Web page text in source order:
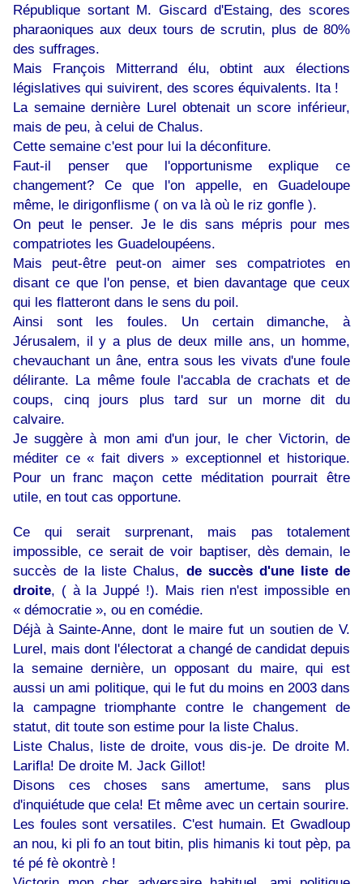
République sortant M. Giscard d'Estaing, des scores
pharaoniques aux deux tours de scrutin, plus de 80%
des suffrages.
Mais François Mitterrand élu, obtint aux élections
législatives qui suivirent, des scores équivalents. Ita !
La semaine dernière Lurel obtenait un score inférieur,
mais de peu, à celui de Chalus.
Cette semaine c'est pour lui la déconfiture.
Faut-il penser que l'opportunisme explique ce
changement? Ce que l'on appelle, en Guadeloupe
même, le dirigonflisme ( on va là où le riz gonfle ).
On peut le penser. Je le dis sans mépris pour mes
compatriotes les Guadeloupéens.
Mais peut-être peut-on aimer ses compatriotes en
disant ce que l'on pense, et bien davantage que ceux
qui les flatteront dans le sens du poil.
Ainsi sont les foules. Un certain dimanche, à
Jérusalem, il y a plus de deux mille ans, un homme,
chevauchant un âne, entra sous les vivats d'une foule
délirante. La même foule l'accabla de crachats et de
coups, cinq jours plus tard sur un morne dit du
calvaire.
Je suggère à mon ami d'un jour, le cher Victorin, de
méditer ce « fait divers » exceptionnel et historique.
Pour un franc maçon cette méditation pourrait être
utile, en tout cas opportune.
Ce qui serait surprenant, mais pas totalement
impossible, ce serait de voir baptiser, dès demain, le
succès de la liste Chalus, de succès d'une liste de
droite, ( à la Juppé !). Mais rien n'est impossible en
« démocratie », ou en comédie.
Déjà à Sainte-Anne, dont le maire fut un soutien de V.
Lurel, mais dont l'électorat a changé de candidat depuis
la semaine dernière, un opposant du maire, qui est
aussi un ami politique, qui le fut du moins en 2003 dans
la campagne triomphante contre le changement de
statut, dit toute son estime pour la liste Chalus.
Liste Chalus, liste de droite, vous dis-je. De droite M.
Larifla! De droite M. Jack Gillot!
Disons ces choses sans amertume, sans plus
d'inquiétude que cela! Et même avec un certain sourire.
Les foules sont versatiles. C'est humain. Et Gwadloup
an nou, ki pli fo an tout bitin, plis himanis ki tout pèp, pa
té pé fè okontrè !